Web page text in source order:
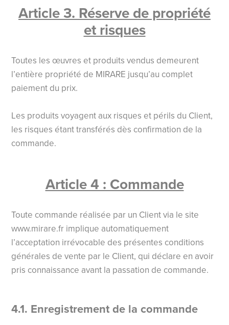
Article 3. Réserve de propriété
et risques
Toutes les œuvres et produits vendus demeurent
l’entière propriété de MIRARE jusqu’au complet
paiement du prix.
Les produits voyagent aux risques et périls du Client,
les risques étant transférés dès confirmation de la
commande.
Article 4 : Commande
Toute commande réalisée par un Client via le site
www.mirare.fr implique automatiquement
l’acceptation irrévocable des présentes conditions
générales de vente par le Client, qui déclare en avoir
pris connaissance avant la passation de commande.
4.1. Enregistrement de la commande